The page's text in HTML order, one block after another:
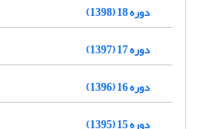
دوره 18 (1398)
دوره 17 (1397)
دوره 16 (1396)
دوره 15 (1395)